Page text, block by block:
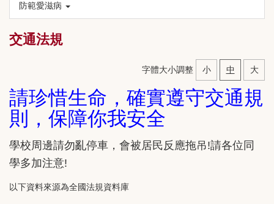
防範愛滋病
交通法規
字體大小調整 小 中 大
請珍惜生命，確實遵守交通規
則，保障你我安全
學校周邊請勿亂停車，會被居民反應拖吊!請各位同
學多加注意!
以下資料來源為全國法規資料庫